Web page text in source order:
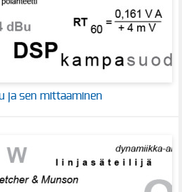
ja sen mittaaminen